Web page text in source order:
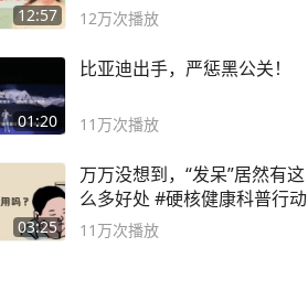
12:57 袭之路
12万次播放
01:20
比亚迪出手，严惩黑公关！
11万次播放
03:25
万万没想到，“发呆”居然有这
么多好处 #硬核健康科普行动
11万次播放